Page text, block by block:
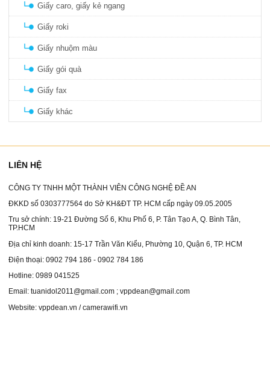
Giấy caro, giấy kẻ ngang
Giấy roki
Giấy nhuộm màu
Giấy gói quà
Giấy fax
Giấy khác
LIÊN HỆ
CÔNG TY TNHH MỘT THÀNH VIÊN CÔNG NGHỆ ĐỀ AN
ĐKKD số 0303777564 do Sở KH&ĐT TP. HCM cấp ngày 09.05.2005
Tru sở chính: 19-21 Đường Số 6, Khu Phố 6, P. Tân Tạo A, Q. Bình Tân,
TP.HCM
Địa chỉ kinh doanh: 15-17 Trần Văn Kiểu, Phường 10, Quận 6, TP. HCM
Điện thoại: 0902 794 186 - 0902 784 186
Hotline: 0989 041525
Email: tuanidol2011@gmail.com ; vppdean@gmail.com
Website: vppdean.vn / camerawifi.vn